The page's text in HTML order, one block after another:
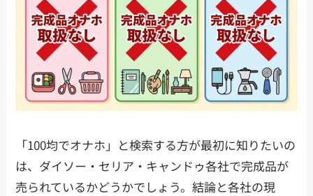
「100均でオナホ」と検索する方が最初に知りたいの
は、ダイソー・セリア・キャンドゥ各社で完成品が
売られているかどうかでしょう。結論と各社の現